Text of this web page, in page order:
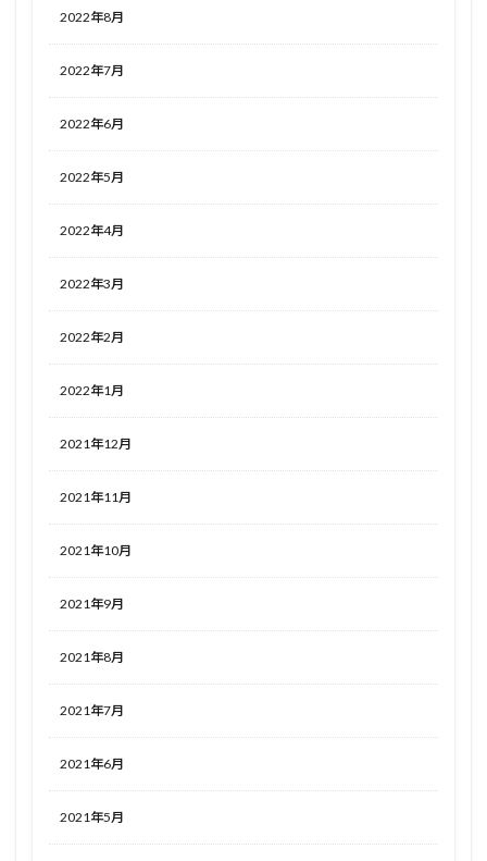
2022年8月
2022年7月
2022年6月
2022年5月
2022年4月
2022年3月
2022年2月
2022年1月
2021年12月
2021年11月
2021年10月
2021年9月
2021年8月
2021年7月
2021年6月
2021年5月